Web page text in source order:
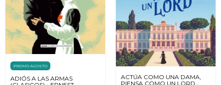
PROMO AGOSTO
ADIÓS A LAS ARMAS
ACTÚA COMO UNA DAMA,
PIENSA COMO UN LORD